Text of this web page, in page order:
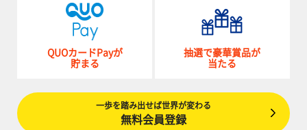
QUOカードPayが
貯まる
抽選で豪華賞品が
当たる
一歩を踏み出せば世界が変わる
無料会員登録